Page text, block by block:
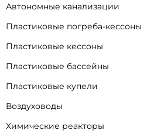
Автономные канализации
Пластиковые погреба-кессоны
Пластиковые кессоны
Пластиковые бассейны
Пластиковые купели
Воздуховоды
Химические реакторы